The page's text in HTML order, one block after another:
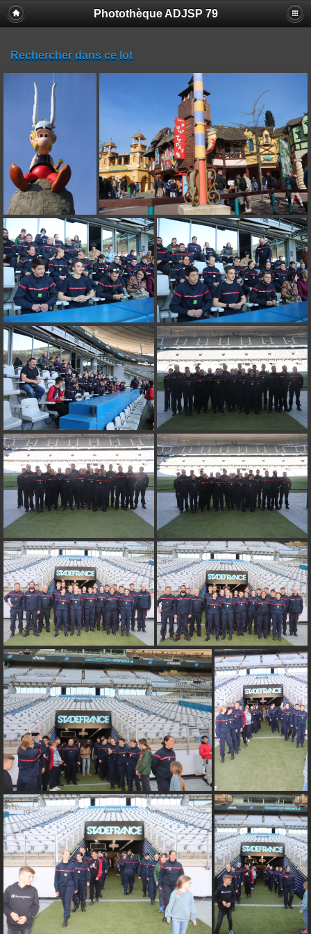
Photothèque ADJSP 79
Rechercher dans ce lot